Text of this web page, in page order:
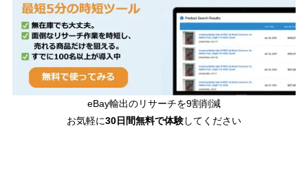
eBay輸出のリサーチを9割削減
お気軽に30日間無料で体験してください